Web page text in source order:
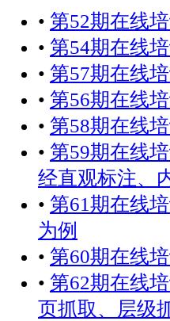
• 第52期在线
• 第54期在线
• 第57期在线
• 第56期在线
• 第58期在线
• 第59期在线
经直观标注、
• 第61期在线
为例
• 第60期在线
• 第62期在线
页抓取、层级